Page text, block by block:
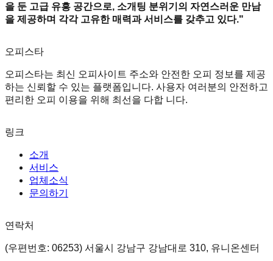
을 둔 고급 유흥 공간으로, 소개팅 분위기의 자연스러운 만남
을 제공하며 각각 고유한 매력과 서비스를 갖추고 있다."
오피스타
오피스타는 최신 오피사이트 주소와 안전한 오피 정보를 제공
하는 신뢰할 수 있는 플랫폼입니다. 사용자 여러분의 안전하고
편리한 오피 이용을 위해 최선을 다합 니다.
링크
소개
서비스
업체소식
문의하기
연락처
(우편번호: 06253) 서울시 강남구 강남대로 310, 유니온센터